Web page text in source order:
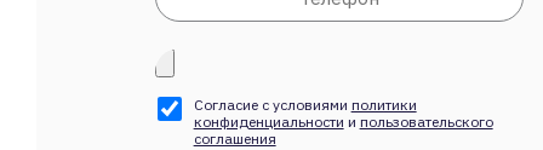
Согласие с условиями политики
конфиденциальности и пользовательского
соглашения